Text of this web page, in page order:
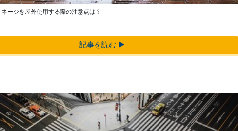
ージを屋外使用する際の注意点は？
記事を読む ▶︎